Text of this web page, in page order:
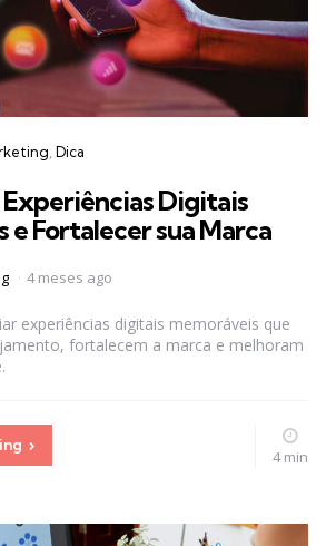
Dica
Digitais
e Fortalecer sua Marca
4 meses ago
experiências digitais memoráveis que
fortalecem a marca e melhoram
4 min